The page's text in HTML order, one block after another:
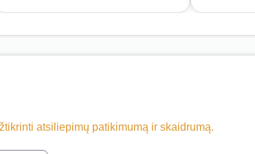
atsiliepimų patikimumą ir skaidrumą.